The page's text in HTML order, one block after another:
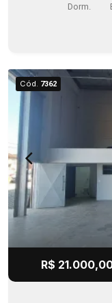
Dorm.
Cód. 7362
R$